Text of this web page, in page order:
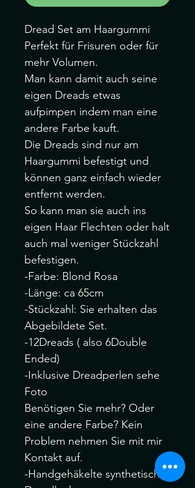
Dread Set am Haargummi
Perfekt für Frisuren oder für
mehr Volumen.
Man kann damit auch seine
eigen Dreads etwas
aufpimpen indem man eine
andere Farbe kauft.
Die Dreads sind nur am
Haargummi befestigt und
können ganz einfach wieder
entfernt werden.
So kann man sie auch ins
eigen Haar Flechten oder halt
auch mal weniger Stückzahl
befestigen.
-Farbe: Blond Rosa
-Länge: ca 65cm
-Stückzahl: Sie erhalten das
Abgebildete Set.
-12Dreads ( also 6Double
Ended)
-Inklusive Dreadperlen sehe
Foto
Benötigen Sie mehr? Oder
eine andere Farbe? Kein
Problem nehmen Sie mit mir
Kontakt auf.
-Handgehäkelte synthetische